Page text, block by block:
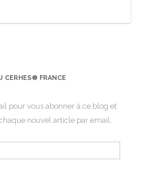
CERHES® FRANCE
pour vous abonner à ce blog et
nouvel article par email.